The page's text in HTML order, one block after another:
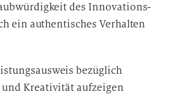
des Innovations-
ein authentisches Verhalten
bezüglich
Kreativität aufzeigen